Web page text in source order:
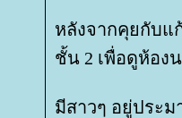
หลังจากคุยกับแ
ชั้น 2 เพื่อดูห้อง
มีสาวๆ อยู่ประ